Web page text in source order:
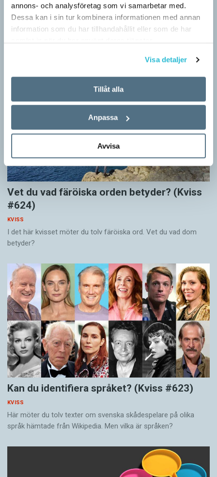
annons- och analysföretag som vi samarbetar med.
Dessa kan i sin tur kombinera informationen med annan
information som du har tillhandahållit eller som de har
Visa detaljer
Tillåt alla
Anpassa
Avvisa
#625)
Vet du vad färöiska orden betyder? (Kviss
#624)
KVISS
I det här kvisset möter du tolv färöiska ord. Vet du vad dom
betyder?
Kan du identifiera språket? (Kviss #623)
KVISS
Här möter du tolv texter om svenska skådespelare på olika
språk hämtade från Wikipedia. Men vilka är språken?